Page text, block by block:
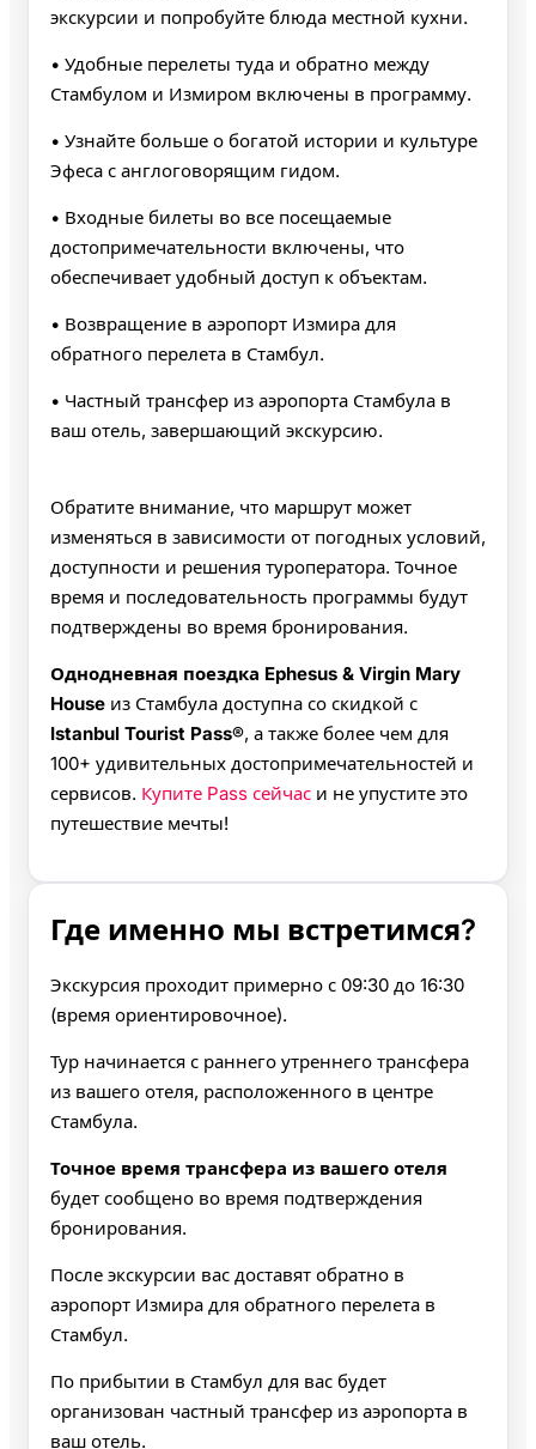
экскурсии и попробуйте блюда местной кухни.
• Удобные перелеты туда и обратно между
Стамбулом и Измиром включены в программу.
• Узнайте больше о богатой истории и культуре
Эфеса с англоговорящим гидом.
• Входные билеты во все посещаемые
достопримечательности включены, что
обеспечивает удобный доступ к объектам.
• Возвращение в аэропорт Измира для
обратного перелета в Стамбул.
• Частный трансфер из аэропорта Стамбула в
ваш отель, завершающий экскурсию.
Обратите внимание, что маршрут может
изменяться в зависимости от погодных условий,
доступности и решения туроператора. Точное
время и последовательность программы будут
подтверждены во время бронирования.
Однодневная поездка Ephesus & Virgin Mary
House из Стамбула доступна со скидкой с
Istanbul Tourist Pass®, а также более чем для
100+ удивительных достопримечательностей и
сервисов. Купите Pass сейчас и не упустите это
путешествие мечты!
Где именно мы встретимся?
Экскурсия проходит примерно с 09:30 до 16:30
(время ориентировочное).
Тур начинается с раннего утреннего трансфера
из вашего отеля, расположенного в центре
Стамбула.
Точное время трансфера из вашего отеля
будет сообщено во время подтверждения
бронирования.
После экскурсии вас доставят обратно в
аэропорт Измира для обратного перелета в
Стамбул.
По прибытии в Стамбул для вас будет
организован частный трансфер из аэропорта в
ваш отель.